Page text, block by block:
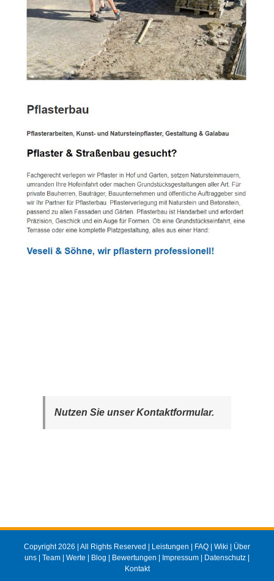
Nutzen Sie unser Kontaktformular.
Copyright 2026 | All Rights Reserved | Leistungen | FAQ | Wiki | Über
uns | Team | Werte | Blog | Bewertungen | Impressum | Datenschutz |
Kontakt